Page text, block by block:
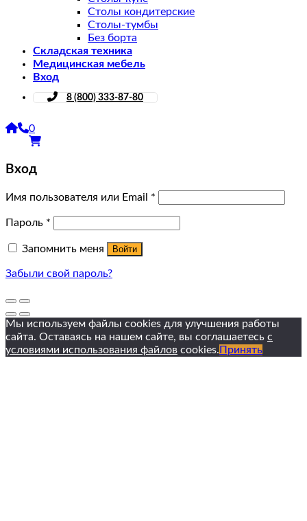
Столы кондитерские
Столы-тумбы
Без борта
Складская техника
Медицинская мебель
Вход
8 (800) 333-87-80
0
Вход
Имя пользователя или Email *
Пароль *
Запомнить меня Войти
Забыли свой пароль?
Мы используем файлы cookies для улучшения работы
сайта. Оставаясь на нашем сайте, вы соглашаетесь с
условиями использования файлов cookies. Принять